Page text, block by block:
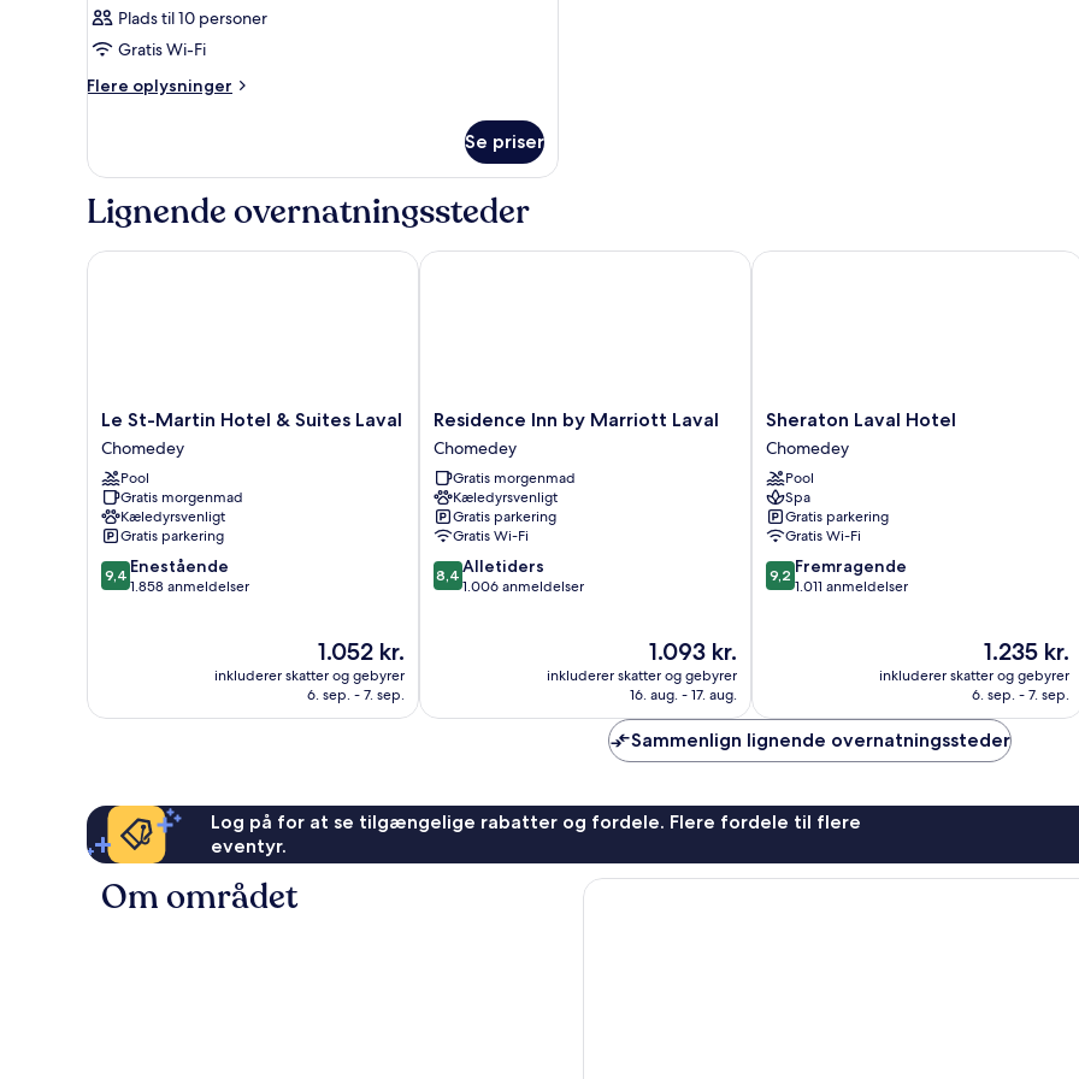
Plads til 10 personer
Gratis Wi-Fi
Flere oplysninger
Flere
Se priser
Lignende overnatningssteder
Le
St-
Martin
Hotel
&
Suites
Laval
Chomedey
Le St-Martin Hotel & Suites Laval
Chomedey
Pool
Gratis morgenmad
Kæledyrsvenligt
Gratis parkering
9.4
ud
9,4 Enestående
1.858 anmeldelser
Prisen
er
1.052 kr.
1.052 kr.
inkluderer skatter og gebyrer
6. sep. - 7. sep.
Le St-Martin Hotel & Suites Laval
Residence
Inn
by
Marriott
Laval
Chomedey
Residence Inn by Marriott Laval
Chomedey
Gratis morgenmad
Kæledyrsvenligt
Gratis parkering
Gratis Wi-Fi
8.4
ud
8,4 Alletiders
1.006 anmeldelser
Prisen
er
1.093 kr.
1.093 kr.
inkluderer skatter og gebyrer
16. aug. - 17. aug.
Residence Inn by Marriott Laval
Sheraton
Laval
Hotel
Chomedey
Sheraton Laval Hotel
Chomedey
Pool
Spa
Gratis parkering
Gratis Wi-Fi
9.2
ud
9,2 Fremragende
1.011 anmeldelser
Prisen
er
1.235 kr.
1.235 kr.
inkluderer skatter og gebyrer
6. sep. - 7. sep.
Sheraton Laval Hotel
Sammenlign lignende overnatningssteder
Log på for at se tilgængelige rabatter og fordele. Flere fordele til flere
eventyr.
Om området